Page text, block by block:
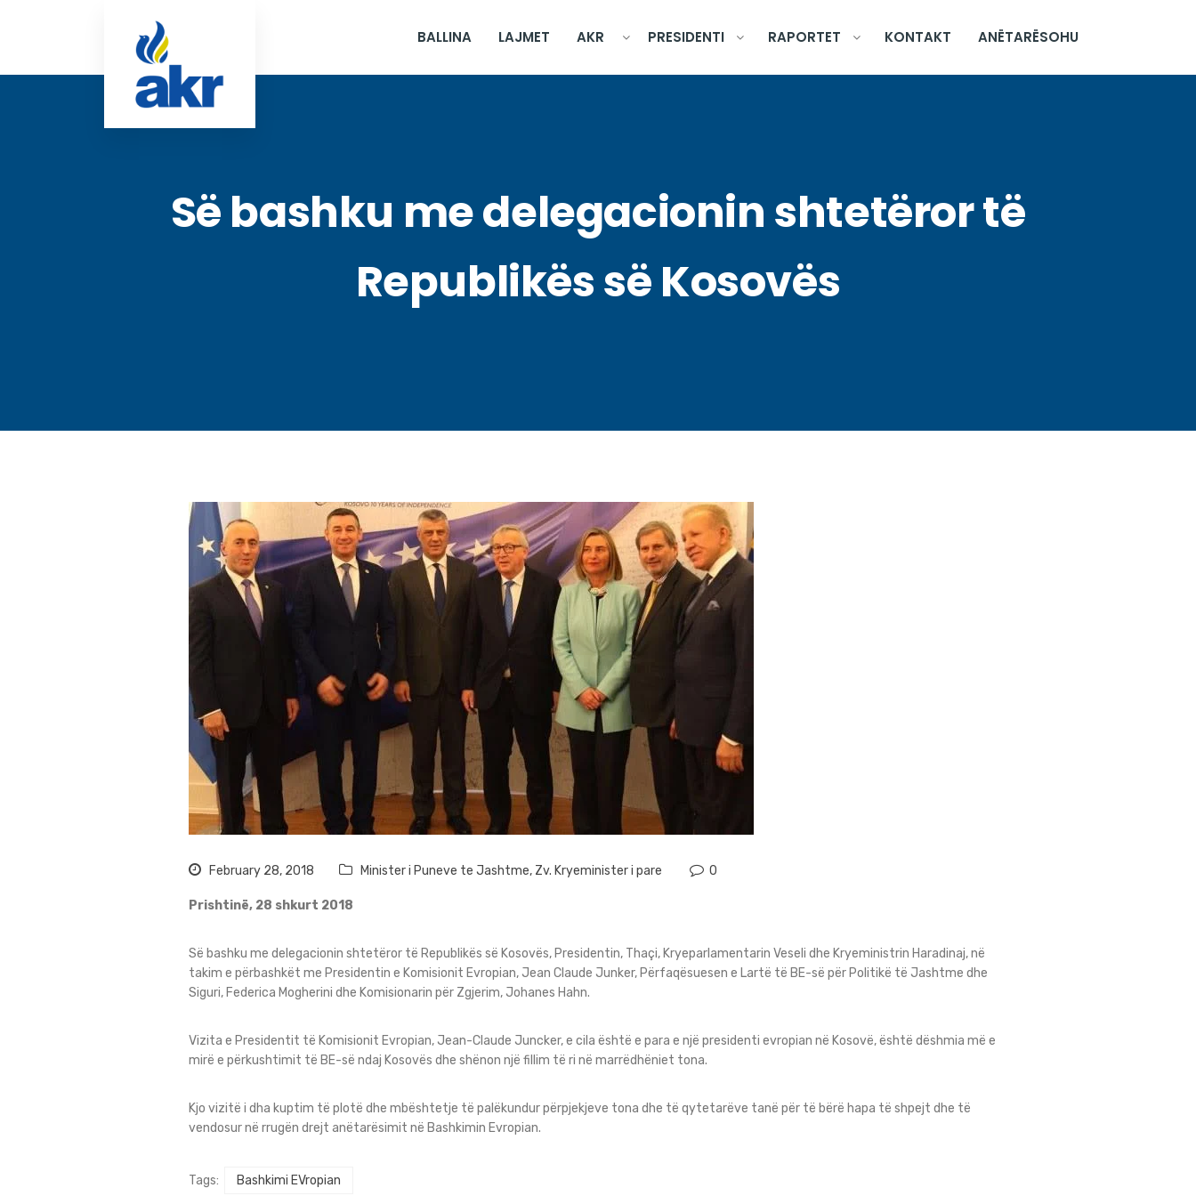
BALLINA LAJMET AKR PRESIDENTI RAPORTET KONTAKT ANËTARËSOHU
Së bashku me delegacionin shtetëror të
Republikës së Kosovës
February 28, 2018 Minister i Puneve te Jashtme, Zv. Kryeminister i pare 0
Prishtinë, 28 shkurt 2018
Së bashku me delegacionin shtetëror të Republikës së Kosovës, Presidentin, Thaçi, Kryeparlamentarin Veseli dhe Kryeministrin Haradinaj, në
takim e përbashkët me Presidentin e Komisionit Evropian, Jean Claude Junker, Përfaqësuesen e Lartë të BE-së për Politikë të Jashtme dhe
Siguri, Federica Mogherini dhe Komisionarin për Zgjerim, Johanes Hahn.
Vizita e Presidentit të Komisionit Evropian, Jean-Claude Juncker, e cila është e para e një presidenti evropian në Kosovë, është dëshmia më e
mirë e përkushtimit të BE-së ndaj Kosovës dhe shënon një fillim të ri në marrëdhëniet tona.
Kjo vizitë i dha kuptim të plotë dhe mbështetje të palëkundur përpjekjeve tona dhe të qytetarëve tanë për të bërë hapa të shpejt dhe të
vendosur në rrugën drejt anëtarësimit në Bashkimin Evropian.
Tags: Bashkimi EVropian